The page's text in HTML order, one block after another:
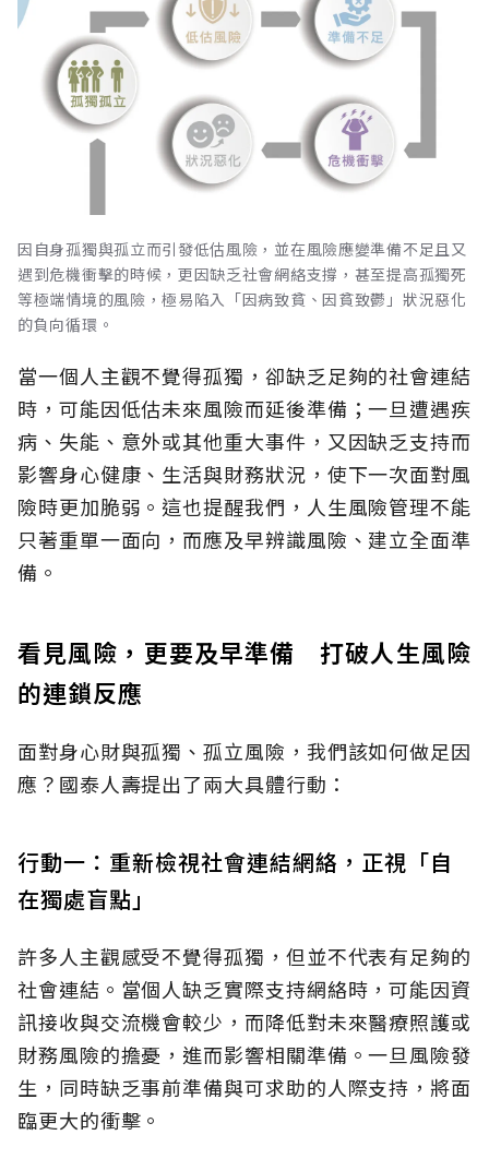
因自身孤獨與孤立而引發低估風險，並在風險應變準備不足且又
遇到危機衝擊的時候，更因缺乏社會網絡支撐，甚至提高孤獨死
等極端情境的風險，極易陷入「因病致貧、因貧致鬱」狀況惡化
的負向循環。
當一個人主觀不覺得孤獨，卻缺乏足夠的社會連結
時，可能因低估未來風險而延後準備；一旦遭遇疾
病、失能、意外或其他重大事件，又因缺乏支持而
影響身心健康、生活與財務狀況，使下一次面對風
險時更加脆弱。這也提醒我們，人生風險管理不能
只著重單一面向，而應及早辨識風險、建立全面準
備。
看見風險，更要及早準備 打破人生風險
的連鎖反應
面對身心財與孤獨、孤立風險，我們該如何做足因
應？國泰人壽提出了兩大具體行動：
行動一：重新檢視社會連結網絡，正視「自
在獨處盲點」
許多人主觀感受不覺得孤獨，但並不代表有足夠的
社會連結。當個人缺乏實際支持網絡時，可能因資
訊接收與交流機會較少，而降低對未來醫療照護或
財務風險的擔憂，進而影響相關準備。一旦風險發
生，同時缺乏事前準備與可求助的人際支持，將面
臨更大的衝擊。